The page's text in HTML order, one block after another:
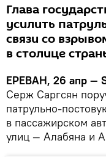
Глава
усилить
связи со
в столице
ЕРЕВАН, 26 апр —
Серж Саргсян
патрульно-
в пассажирском
улиц — Алабяна и